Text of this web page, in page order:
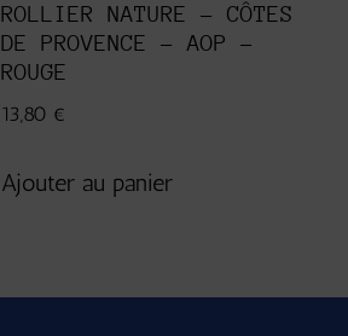
ROLLIER NATURE – CÔTES
DE PROVENCE – AOP –
ROUGE
13,80 €
Ajouter au panier